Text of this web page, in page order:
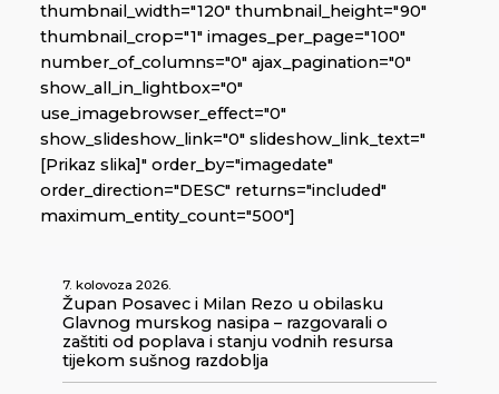
thumbnail_width="120" thumbnail_height="90"
thumbnail_crop="1" images_per_page="100"
number_of_columns="0" ajax_pagination="0"
show_all_in_lightbox="0"
use_imagebrowser_effect="0"
show_slideshow_link="0" slideshow_link_text="
[Prikaz slika]" order_by="imagedate"
order_direction="DESC" returns="included"
maximum_entity_count="500"]
7. kolovoza 2026.
Župan Posavec i Milan Rezo u obilasku
Glavnog murskog nasipa – razgovarali o
zaštiti od poplava i stanju vodnih resursa
tijekom sušnog razdoblja